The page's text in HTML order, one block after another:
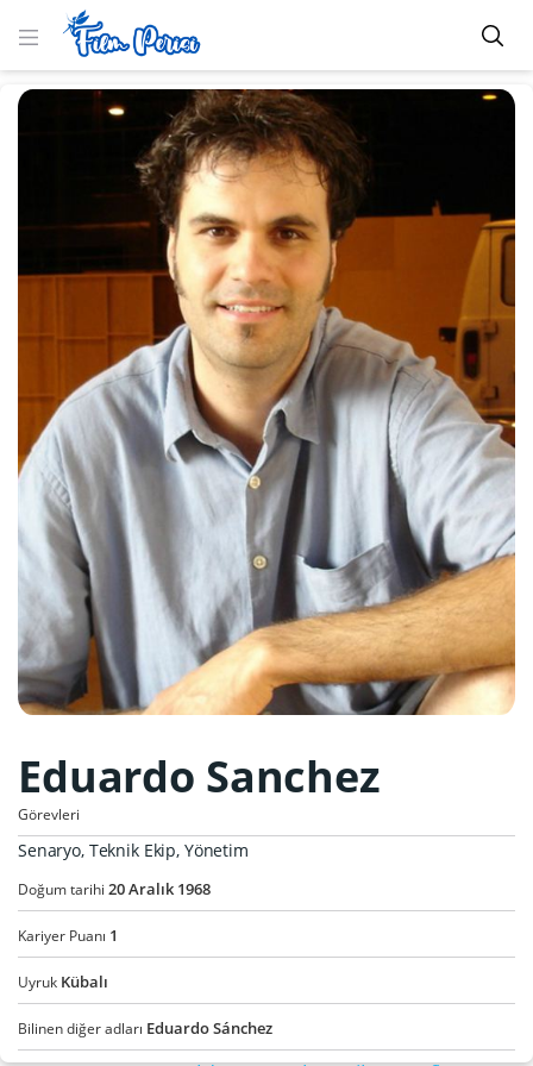
Eduardo Sanchez
Görevleri
Senaryo, Teknik Ekip, Yönetim
Doğum tarihi 20Aralık 1968
Kariyer Puanı 1
Uyruk Kübalı
Bilinen diğer adları Eduardo Sánchez